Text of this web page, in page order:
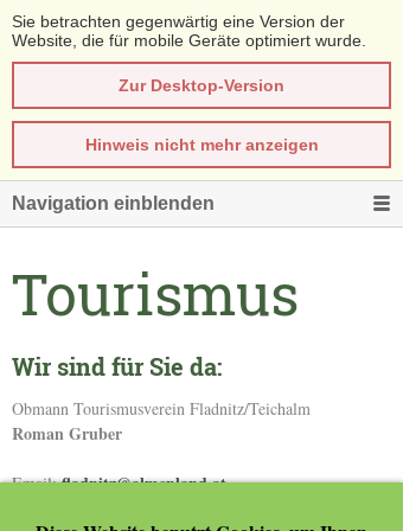
Sie betrachten gegenwärtig eine Version der
Website, die für mobile Geräte optimiert wurde.
Zur Desktop-Version
Hinweis nicht mehr anzeigen
Navigation einblenden
Tourismus
Wir sind für Sie da:
Obmann Tourismusverein Fladnitz/Teichalm
Roman Gruber
Email:fladnitz@almenland.at